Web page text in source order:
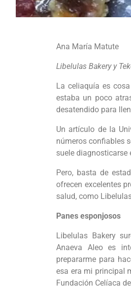
Ana María Matute
Libelulas Bakery y
La celiaquía es
estaba un poco
desatendido para
Un artículo de la
números confiables
suele diagnosticarse
Pero, basta de
ofrecen excelentes
salud, como
Panes esponjosos
Libelulas Bakery
Anaeva Aleo es
prepararme para
esa era mi principal
Fundación Celíaca